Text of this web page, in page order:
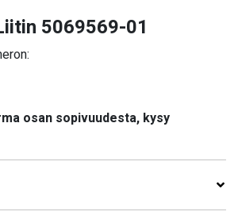
5069569-01
osan sopivuudesta, kysy